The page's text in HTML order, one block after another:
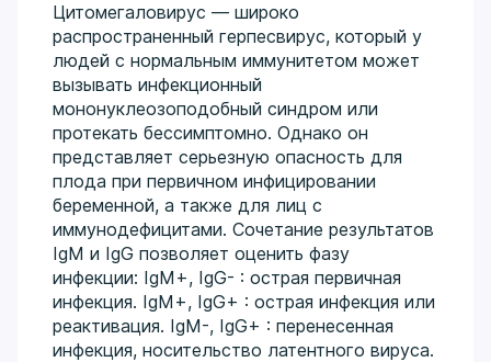
Цитомегаловирус — широко
распространенный герпесвирус, который у
людей с нормальным иммунитетом может
вызывать инфекционный
мононуклеозоподобный синдром или
протекать бессимптомно. Однако он
представляет серьезную опасность для
плода при первичном инфицировании
беременной, а также для лиц с
иммунодефицитами. Сочетание результатов
IgM и IgG позволяет оценить фазу
инфекции: IgM+, IgG- : острая первичная
инфекция. IgM+, IgG+ : острая инфекция или
реактивация. IgM-, IgG+ : перенесенная
инфекция, носительство латентного вируса.